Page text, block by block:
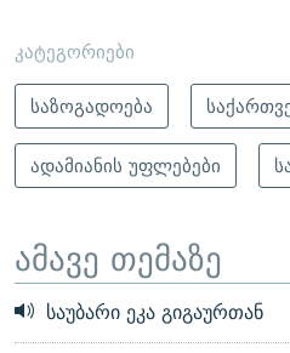
კატეგორიები
საზოგადოება
ადამიანის უფლებები
ამავე თემაზე
საუბარი ეკა გიგაურთან